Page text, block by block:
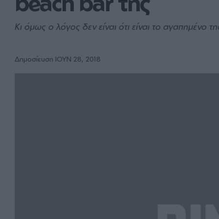
Κι όμως ο λόγος δεν είναι ότι είναι το αγαπημένο
Δημοσίευση ΙΟΥΝ 28, 2018